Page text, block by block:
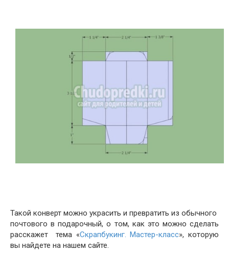
Такой конверт можно украсить и превратить из обычного
почтового в подарочный, о том, как это можно сделать
расскажет тема «Скрапбукинг. Мастер-класс», которую
вы найдете на нашем сайте.